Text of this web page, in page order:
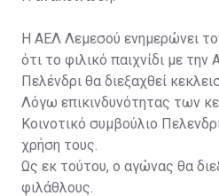
Η ΑΕΛ Λεμεσού ενημερώνει
ότι το φιλικό παιχνίδι με
Πελένδρι θα διεξαχθεί
Λόγω επικινδυνότητας των
Κοινοτικό συμβούλιο
χρήση τους.
Ως εκ τούτου, ο αγώνας θα
φιλάθλους.